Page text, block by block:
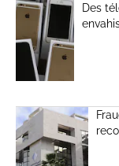
Des